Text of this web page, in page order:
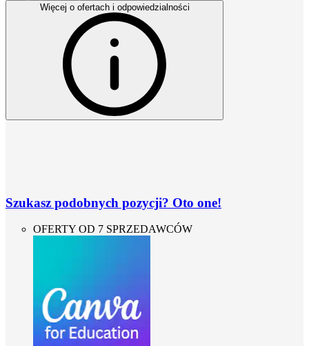
Więcej o ofertach i odpowiedzialności
Szukasz podobnych pozycji? Oto one!
OFERTY OD 7 SPRZEDAWCÓW